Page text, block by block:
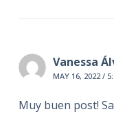
Vanessa
MAY 16, 2022 /
Muy buen post!